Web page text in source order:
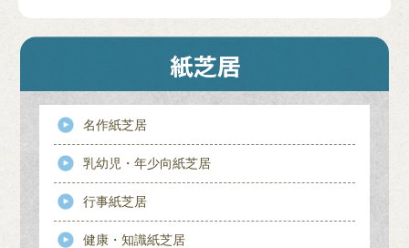
名作紙芝居
乳幼児・年少向紙芝居
行事紙芝居
健康・知識紙芝居